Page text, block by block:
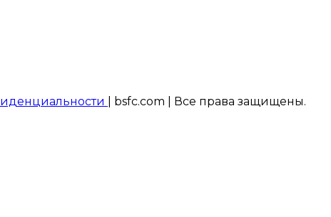
| bsfc.com | Все права защищены.